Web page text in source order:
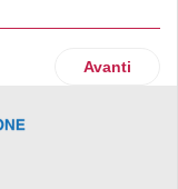
sostiene Telethon
Articolo
Avanti